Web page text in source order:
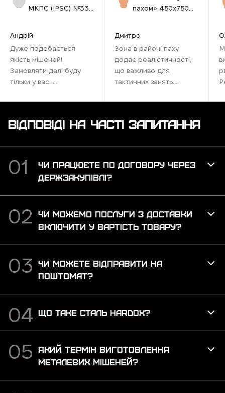
МКПС (IPSС) №33
Андрій
Дуже подобається
якість мішеней!
Замовляти далі буду
тільки у вас. ...
пахом» 450х750
Дмитро
Зона в районі паху
додає реалістичності,
що важливо для
тактичних занять.
наших тренувань,
наближена до бойових
тих, хто хоче відточити
ВІДПОВІДІ НА ЧАСТІ ЗАПИТАННЯ
ЧИ ПРАЦЮЄТЕ ПО ДОГОВОРУ ЧЕРЕЗ
ДЕРЖЗАКУПІВЛІ?
ЧИ МОЖЕМО ПОСЛУГИ З ДОСТАВКИ
ВКЛЮЧИТИ У ВАРТІСТЬ ТОВАРУ?
ЧИ МОЖЕТЕ ВІДПРАВИТИ НА
ПОШТОМАТ?
ЩО ТАКЕ СТАЛЬ HARDOX?
ЯКИЙ ТЕРМІН ВИГОТОВЛЕННЯ
МЕТАЛЕВИХ МІШЕНЕЙ?